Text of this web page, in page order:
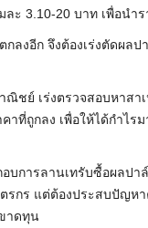
ละ 3.10-20 บาท เพื่อนำ
กลงอีก จึงต้องเร่งตัดผ
าณิชย์ เร่งตรวจสอบหาส
าที่ถูกลง เพื่อให้ได้กำไ
บการลานเทรับซื้อผลปา
ตรกร แต่ต้องประสบปัญห
าดทุน